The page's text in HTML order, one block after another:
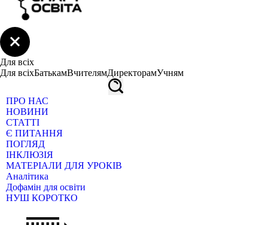
Для всіх
Для всіхБатькамВчителямДиректорамУчням
ПРО НАС
НОВИНИ
СТАТТІ
Є ПИТАННЯ
ПОГЛЯД
ІНКЛЮЗІЯ
МАТЕРІАЛИ ДЛЯ УРОКІВ
Аналітика
Дофамін для освіти
НУШ КОРОТКО